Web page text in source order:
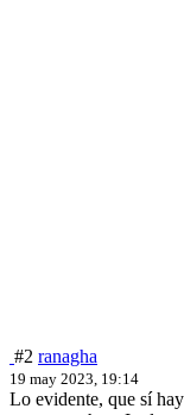
#2 ranagha
19 may 2023, 19:14
Lo evidente, que sí